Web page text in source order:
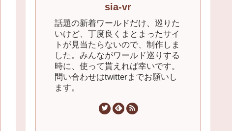
sia-vr
話題の新着ワールドだけ、巡りた
いけど、丁度良くまとまったサイ
トが見当たらないので、制作しま
した。みんながワールド巡りする
時に、使って貰えれば幸いです。
問い合わせはtwitterまでお願いし
ます。